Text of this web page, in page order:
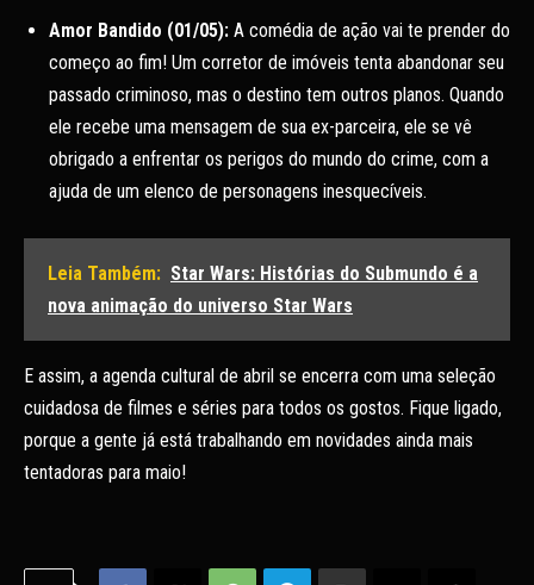
Amor Bandido (01/05): A comédia de ação vai te prender do
começo ao fim! Um corretor de imóveis tenta abandonar seu
passado criminoso, mas o destino tem outros planos. Quando
ele recebe uma mensagem de sua ex-parceira, ele se vê
obrigado a enfrentar os perigos do mundo do crime, com a
ajuda de um elenco de personagens inesquecíveis.
Leia Também: Star Wars: Histórias do Submundo é a
nova animação do universo Star Wars
E assim, a agenda cultural de abril se encerra com uma seleção
cuidadosa de filmes e séries para todos os gostos. Fique ligado,
porque a gente já está trabalhando em novidades ainda mais
tentadoras para maio!